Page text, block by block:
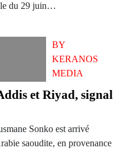
du 29 juin…
BY
KERANOS
MEDIA
et Riyad, signal
Sonko est arrivé
saoudite, en provenance